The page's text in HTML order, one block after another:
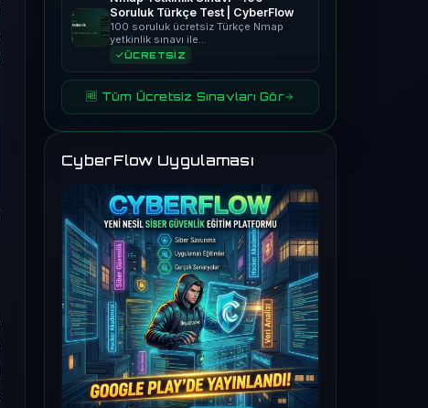
Soruluk Türkçe Test | CyberFlow
100 soruluk ücretsiz Türkçe Nmap
yetkinlik sınavı ile…
ÜCRETSİZ
🆓 Tüm Ücretsiz Sınavları Gör
CyberFlow Uygulaması